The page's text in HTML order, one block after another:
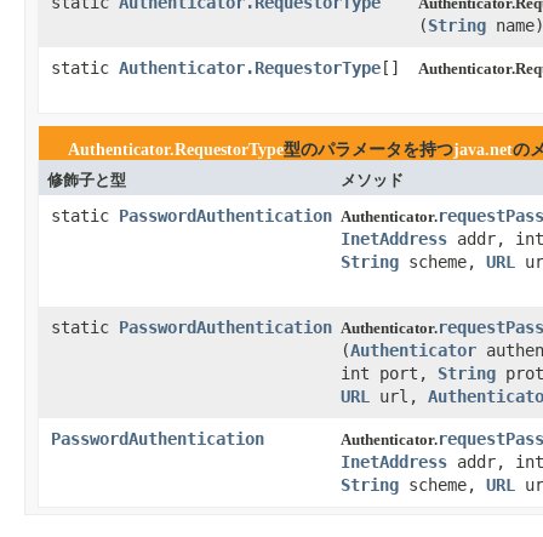
(String name)
static Authenticator.RequestorType []
Authenticator.RequestorType型のパラメータを持つjava.netの
修飾子と型
メソッド
static PasswordAuthentication Authenticator.
InetAddress addr,
String scheme, URL
static PasswordAuthentication Authenticator.
(Authenticator
int port, String
URL
url,
PasswordAuthentication Authenticator.
InetAddress addr,
String scheme, URL